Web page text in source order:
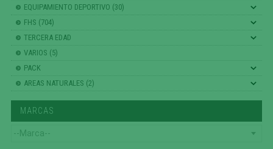
EQUIPAMIENTO DEPORTIVO (30)
FHS (704)
TERCERA EDAD
VARIOS (5)
PACK
AREAS NATURALES (2)
MARCAS